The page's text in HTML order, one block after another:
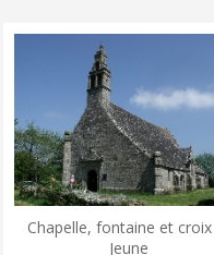
Chapelle, fontaine et
Jeune